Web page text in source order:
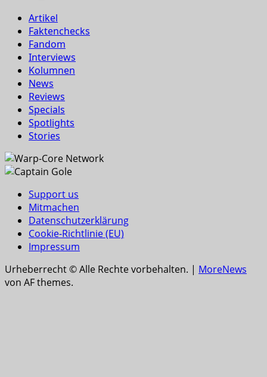
Artikel
Faktenchecks
Fandom
Interviews
Kolumnen
News
Reviews
Specials
Spotlights
Stories
Support us
Mitmachen
Datenschutzerklärung
Cookie-Richtlinie (EU)
Impressum
Urheberrecht © Alle Rechte vorbehalten. | MoreNews
von AF themes.